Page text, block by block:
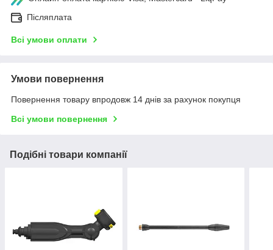
Післяплата
Всі умови оплати
Умови повернення
Повернення товару впродовж 14 днів за рахунок покупця
Всі умови повернення
Подібні товари компанії